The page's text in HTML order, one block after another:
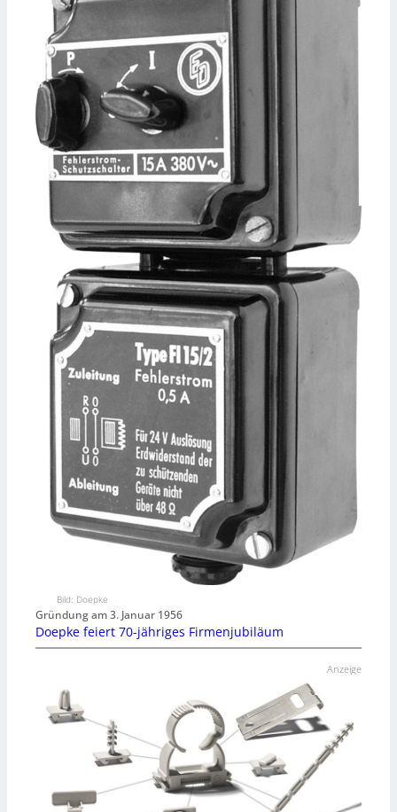
Bild: Doepke
Gründung am 3. Januar 1956
Doepke feiert 70-jähriges Firmenjubiläum
Anzeige